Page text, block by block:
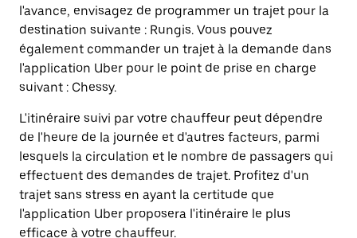
l'avance, envisagez de programmer un trajet pour la
destination suivante : Rungis. Vous pouvez
également commander un trajet à la demande dans
l'application Uber pour le point de prise en charge
suivant : Chessy.
L'itinéraire suivi par votre chauffeur peut dépendre
de l'heure de la journée et d'autres facteurs, parmi
lesquels la circulation et le nombre de passagers qui
effectuent des demandes de trajet. Profitez d'un
trajet sans stress en ayant la certitude que
l'application Uber proposera l'itinéraire le plus
efficace à votre chauffeur.